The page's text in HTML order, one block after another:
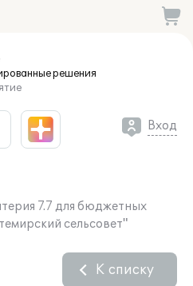
решения
Вход
7.7 для бюджетных
сельсовет"
К списку